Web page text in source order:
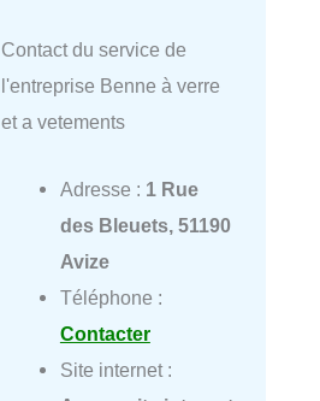
Contact du service de
l'entreprise Benne à verre
et a vetements
Adresse : 1 Rue
des Bleuets, 51190
Avize
Téléphone :
Contacter
Site internet :